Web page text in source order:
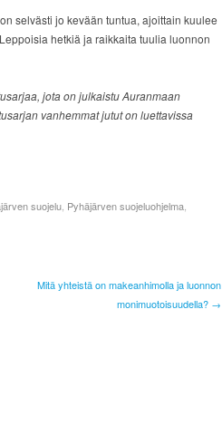
selvästi jo kevään tuntua, ajoittain kuulee
hetkiä ja raikkaita tuulia luonnon
jota on julkaistu Auranmaan
vanhemmat jutut on luettavissa
suojelu Pyhäjärven suojeluohjelma
Mitä yhteistä on makeanhimolla ja luonnon
monimuotoisuudella? →